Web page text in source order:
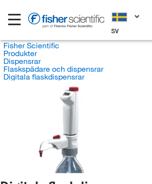
SV
Fisher Scientific
Produkter
Dispensrar
Flaskspädare och dispensrar
Digitala flaskdispensrar